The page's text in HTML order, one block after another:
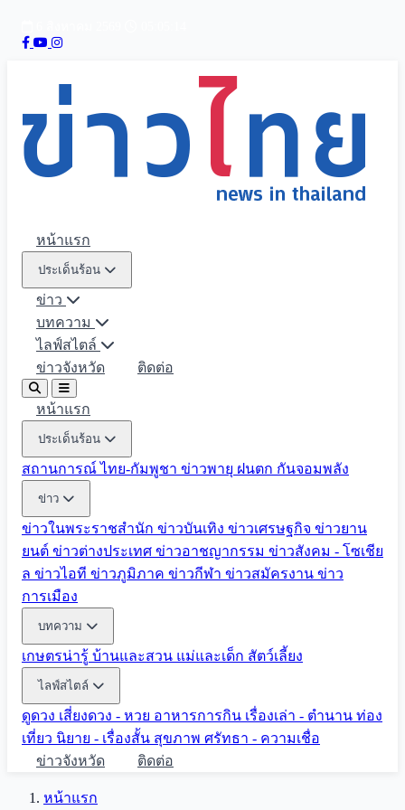
หน้าแรก
ประเด็นร้อน
ข่าว
บทความ
ไลฟ์สไตล์
ข่าวจังหวัด
ติดต่อ
หน้าแรก
ประเด็นร้อน
สถานการณ์ ไทย-กัมพูชา ข่าวพายุ ฝนตก กันจอมพลัง
ข่าว
ข่าวในพระราชสำนัก ข่าวบันเทิง ข่าวเศรษฐกิจ ข่าวยาน
ยนต์ ข่าวต่างประเทศ ข่าวอาชญากรรม ข่าวสังคม - โซเชีย
ล ข่าวไอที ข่าวภูมิภาค ข่าวกีฬา ข่าวสมัครงาน ข่าว
การเมือง
บทความ
เกษตรน่ารู้ บ้านและสวน แม่และเด็ก สัตว์เลี้ยง
ไลฟ์สไตล์
ดูดวง เสี่ยงดวง - หวย อาหารการกิน เรื่องเล่า - ตำนาน ท่อง
เที่ยว นิยาย - เรื่องสั้น สุขภาพ ศรัทธา - ความเชื่อ
ข่าวจังหวัด
ติดต่อ
หน้าแรก